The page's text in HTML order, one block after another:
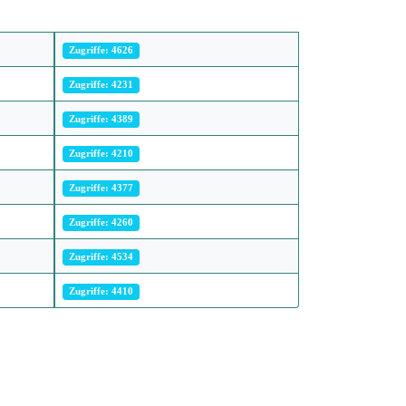
Zugriffe: 4626
Zugriffe: 4231
Zugriffe: 4389
Zugriffe: 4210
Zugriffe: 4377
Zugriffe: 4260
Zugriffe: 4534
Zugriffe: 4410